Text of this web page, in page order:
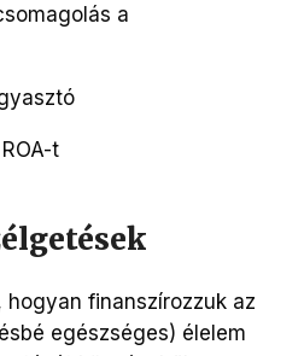
a
t
finanszírozzuk az
egészséges) élelem